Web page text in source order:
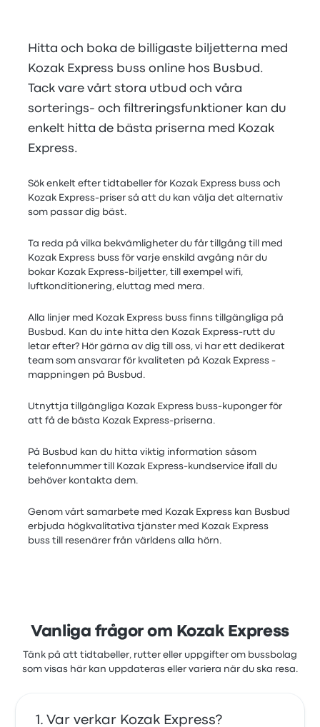
Hitta och boka de billigaste biljetterna med
Kozak Express buss online hos Busbud.
Tack vare vårt stora utbud och våra
sorterings- och filtreringsfunktioner kan du
enkelt hitta de bästa priserna med Kozak
Express.
Sök enkelt efter tidtabeller för Kozak Express buss och
Kozak Express-priser så att du kan välja det alternativ
som passar dig bäst.
Ta reda på vilka bekvämligheter du får tillgång till med
Kozak Express buss för varje enskild avgång när du
bokar Kozak Express-biljetter, till exempel wifi,
luftkonditionering, eluttag med mera.
Alla linjer med Kozak Express buss finns tillgängliga på
Busbud. Kan du inte hitta den Kozak Express-rutt du
letar efter? Hör gärna av dig till oss, vi har ett dedikerat
team som ansvarar för kvaliteten på Kozak Express -
mappningen på Busbud.
Utnyttja tillgängliga Kozak Express buss-kuponger för
att få de bästa Kozak Express-priserna.
På Busbud kan du hitta viktig information såsom
telefonnummer till Kozak Express-kundservice ifall du
behöver kontakta dem.
Genom vårt samarbete med Kozak Express kan Busbud
erbjuda högkvalitativa tjänster med Kozak Express
buss till resenärer från världens alla hörn.
Vanliga frågor om Kozak Express
Tänk på att tidtabeller, rutter eller uppgifter om bussbolag
som visas här kan uppdateras eller variera när du ska resa.
Var verkar Kozak Express?